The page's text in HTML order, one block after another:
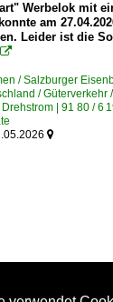
Werbelok mit
am
Leider ist die

/ Salzburger
/
Drehstrom | 91 80 /
